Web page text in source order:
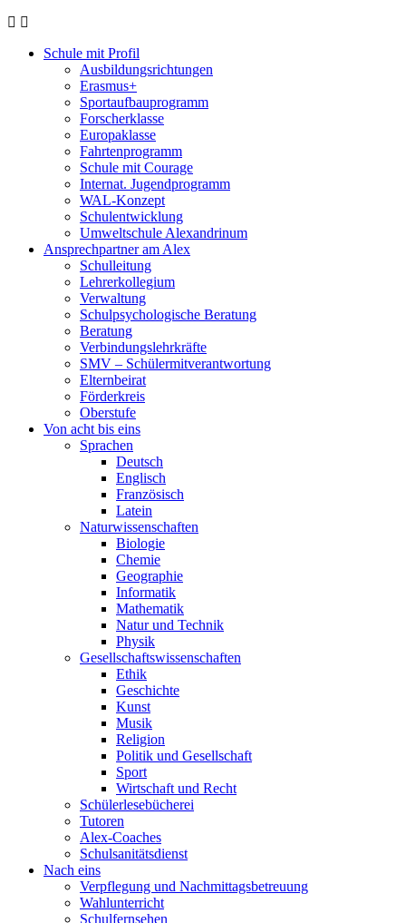
Schule mit Profil
Ausbildungsrichtungen
Erasmus+
Sportaufbauprogramm
Forscherklasse
Europaklasse
Fahrtenprogramm
Schule mit Courage
Internat. Jugendprogramm
WAL-Konzept
Schulentwicklung
Umweltschule Alexandrinum
Ansprechpartner am Alex
Schulleitung
Lehrerkollegium
Verwaltung
Schulpsychologische Beratung
Beratung
Verbindungslehrkräfte
SMV – Schülermitverantwortung
Elternbeirat
Förderkreis
Oberstufe
Von acht bis eins
Sprachen
Deutsch
Englisch
Französisch
Latein
Naturwissenschaften
Biologie
Chemie
Geographie
Informatik
Mathematik
Natur und Technik
Physik
Gesellschaftswissenschaften
Ethik
Geschichte
Kunst
Musik
Religion
Politik und Gesellschaft
Sport
Wirtschaft und Recht
Schülerlesebücherei
Tutoren
Alex-Coaches
Schulsanitätsdienst
Nach eins
Verpflegung und Nachmittagsbetreuung
Wahlunterricht
Schulfernsehen